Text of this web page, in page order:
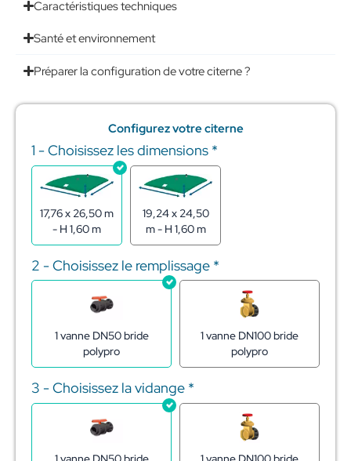
Caractéristiques techniques
Santé et environnement
Préparer la configuration de votre citerne ?
Configurez votre citerne
1 - Choisissez les dimensions *
17,76 x 26,50 m
- H 1,60 m
19,24 x 24,50
m - H 1,60 m
2 - Choisissez le remplissage *
1 vanne DN50 bride
polypro
1 vanne DN100 bride
polypro
3 - Choisissez la vidange *
quantité
de
Citerne
souple
pour
stockage
de
l'eau
650m3